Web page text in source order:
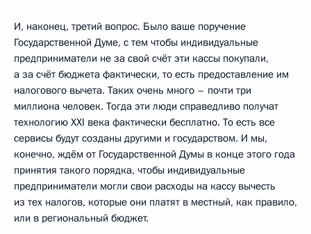
И, наконец, третий вопрос. Было ваше поручение
Государственной Думе, с тем чтобы индивидуальные
предприниматели не за свой счёт эти кассы покупали,
а за счёт бюджета фактически, то есть предоставление им
налогового вычета. Таких очень много – почти три
миллиона человек. Тогда эти люди справедливо получат
технологию XXI века фактически бесплатно. То есть все
сервисы будут созданы другими и государством. И мы,
конечно, ждём от Государственной Думы в конце этого года
принятия такого порядка, чтобы индивидуальные
предприниматели могли свои расходы на кассу вычесть
из тех налогов, которые они платят в местный, как правило,
или в региональный бюджет.